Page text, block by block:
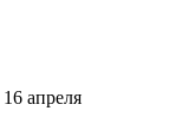
16 апреля